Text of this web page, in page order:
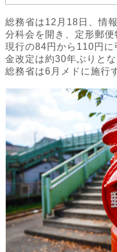
総務省は12月18日、情
分科会を開き、定形郵
現行の84円から110円に
金改定は約30年ぶりと
総務省は6月メドに施行